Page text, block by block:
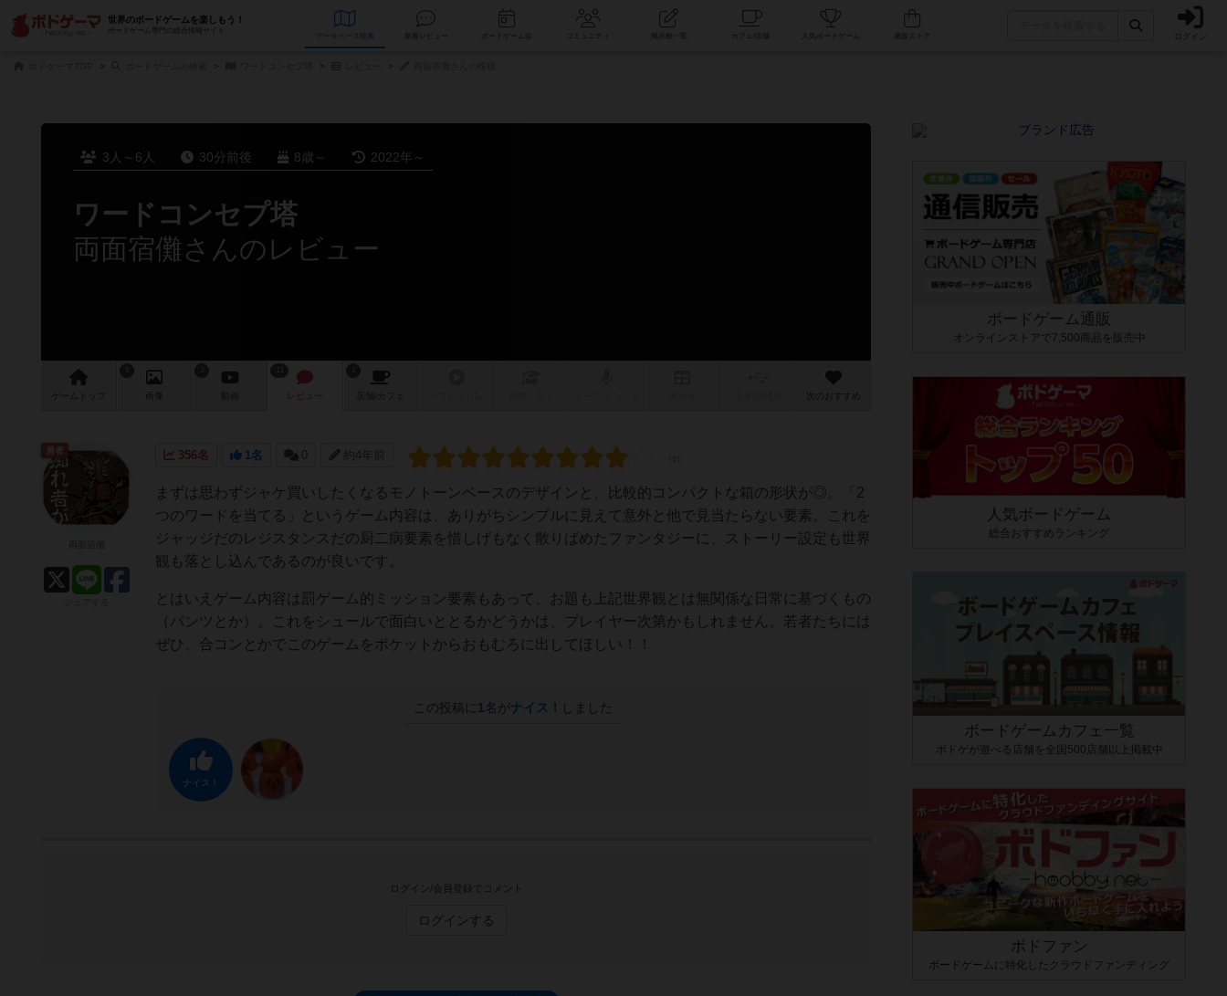
世界のボードゲームを楽しもう！
ボードゲーム専門の総合情報サイト
データベース コミュニティ 人気ボードゲーム ログイン
3人～6人 30分前後 8歳～ 2022年～
ワードコンセプ塔
両面宿儺さんのレビュー
ゲーム 画像 レビュー 店舗/ カフェ 次のおすすめ
356名 1名 0 約4年前
まずは思わずジャケ買いしたくなるモノトーンベースのデザインと、比較的コンパクトな箱の形状が◎。「2
つのワードを当てる」というゲーム内容は、ありがちシンプルに見えて意外と他で見当たらない要素。これを
ジャッジだのレジスタンスだの厨二病要素を惜しげもなく散りばめたファンタジーに、ストーリー設定も世界
観も落とし込んであるのが良いです。
とはいえゲーム内容は罰ゲーム的ミッション要素もあって、お題も上記世界観とは無関係な日常に基づくもの
（パンツとか）。これをシュールで面白いととるかどうかは、プレイヤー次第かもしれません。若者たちには
ぜひ、合コンとかでこのゲームをポケットからおもむろに出してほしい！！
この投稿に 1 名がナイス！ しました
ナイス！
勇者
ログイン/会員登録でコメント
ログインする
ボードゲーム通販
オンラインストアで7,500商品を販売中
人気ボードゲーム
総合おすすめランキング
ボードゲームカフェ一覧
ボドゲが遊べる店舗を全国500店舗以上掲載中
ボドファン
ボードゲームに特化したクラウドファンディング